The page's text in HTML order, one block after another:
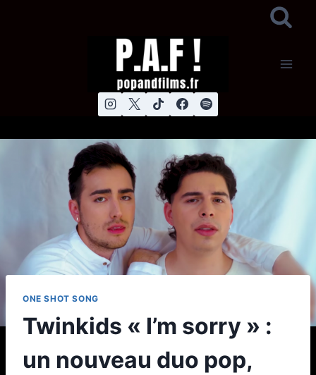
ONE SHOT SONG
Twinkids « I’m sorry » :
un nouveau duo pop,